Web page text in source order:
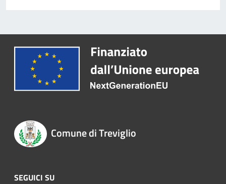
Comune di Treviglio
SEGUICI SU